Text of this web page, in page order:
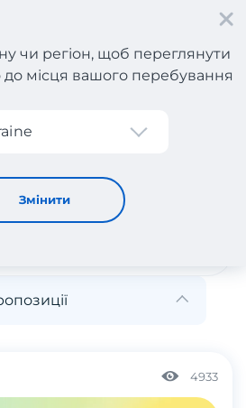
чи регіон, щоб переглянути
до місця вашого перебування
Змінити
4933